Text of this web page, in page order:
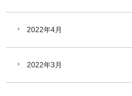
2022年4月
2022年3月